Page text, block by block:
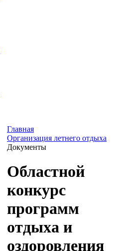
Главная
Организация летнего отдыха
Документы
Областной
конкурс
программ
отдыха и
оздоровления